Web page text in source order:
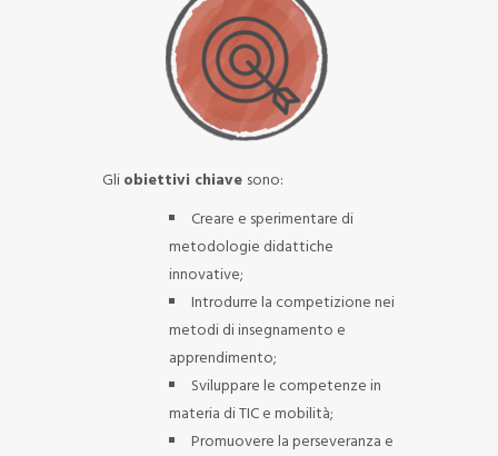
Gliobiettivi chiave sono:
Creare e sperimentare di
metodologie didattiche
innovative;
Introdurre la competizione nei
metodi di insegnamento e
apprendimento;
Sviluppare le competenze in
materia di TIC e mobilità;
Promuovere la perseveranza e